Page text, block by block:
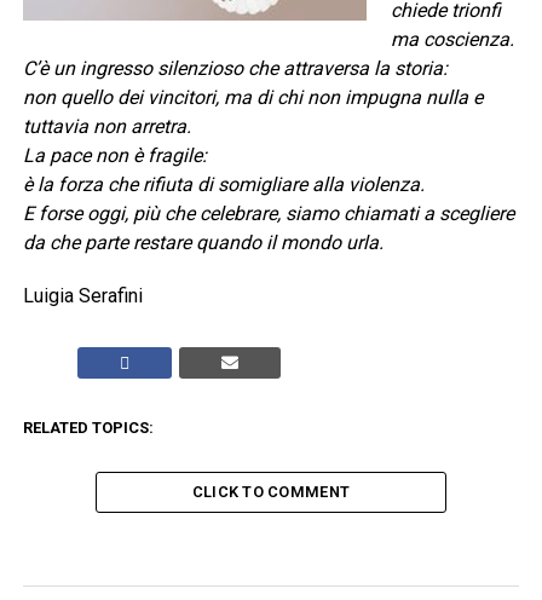
chiede trionfi
ma coscienza.
C’è un ingresso silenzioso che attraversa la storia:
non quello dei vincitori, ma di chi non impugna nulla e
tuttavia non arretra.
La pace non è fragile:
è la forza che rifiuta di somigliare alla violenza.
E forse oggi, più che celebrare, siamo chiamati a scegliere
da che parte restare quando il mondo urla.
Luigia Serafini
RELATED TOPICS:
CLICK TO COMMENT